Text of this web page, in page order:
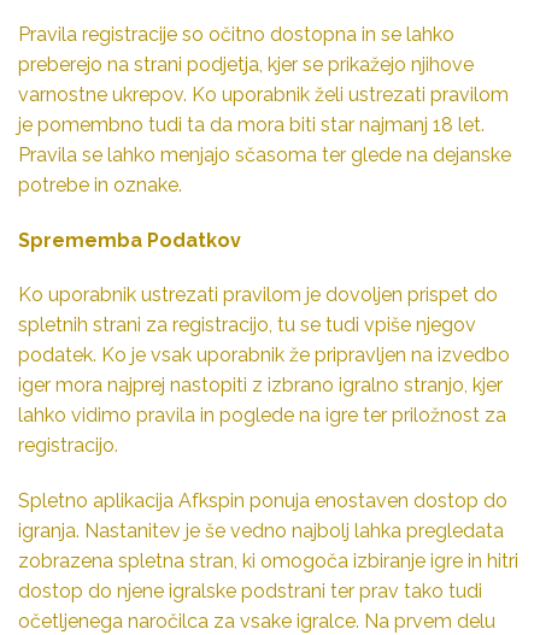
Pravila registracije so očitno dostopna in se lahko
preberejo na strani podjetja, kjer se prikažejo njihove
varnostne ukrepov. Ko uporabnik želi ustrezati pravilom
je pomembno tudi ta da mora biti star najmanj 18 let.
Pravila se lahko menjajo sčasoma ter glede na dejanske
potrebe in oznake.
Sprememba Podatkov
Ko uporabnik ustrezati pravilom je dovoljen prispet do
spletnih strani za registracijo, tu se tudi vpiše njegov
podatek. Ko je vsak uporabnik že pripravljen na izvedbo
iger mora najprej nastopiti z izbrano igralno stranjo, kjer
lahko vidimo pravila in poglede na igre ter priložnost za
registracijo.
Spletno aplikacija Afkspin ponuja enostaven dostop do
igranja. Nastanitev je še vedno najbolj lahka pregledata
zobrazena spletna stran, ki omogoča izbiranje igre in hitri
dostop do njene igralske podstrani ter prav tako tudi
očetljenega naročilca za vsake igralce. Na prvem delu